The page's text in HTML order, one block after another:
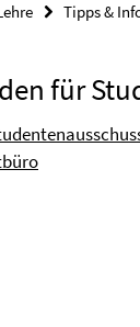
Tipps &
für